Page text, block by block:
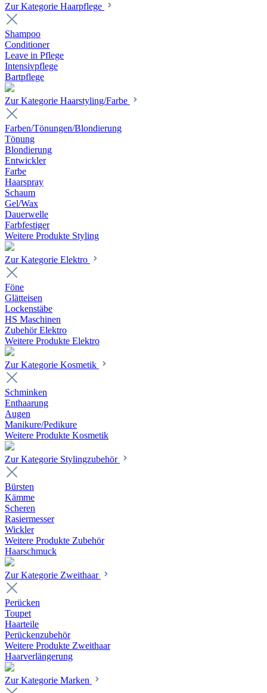
Zur Kategorie Haarpflege
Shampoo
Conditioner
Leave in Pflege
Intensivpflege
Bartpflege
Zur Kategorie Haarstyling/Farbe
Farben/Tönungen/Blondierung
Tönung
Blondierung
Entwickler
Farbe
Haarspray
Schaum
Gel/Wax
Dauerwelle
Farbfestiger
Weitere Produkte Styling
Zur Kategorie Elektro
Föne
Glätteisen
Lockenstäbe
HS Maschinen
Zubehör Elektro
Weitere Produkte Elektro
Zur Kategorie Kosmetik
Schminken
Enthaarung
Augen
Manikure/Pedikure
Weitere Produkte Kosmetik
Zur Kategorie Stylingzubehör
Bürsten
Kämme
Scheren
Rasiermesser
Wickler
Weitere Produkte Zubehör
Haarschmuck
Zur Kategorie Zweithaar
Perücken
Toupet
Haarteile
Perückenzubehör
Weitere Produkte Zweithaar
Haarverlängerung
Zur Kategorie Marken